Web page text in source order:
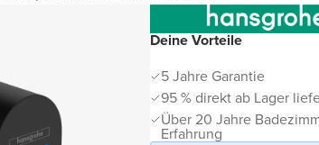
Deine Vorteile
5 Jahre Garantie
95 % direkt ab Lager
Über 20 Jahre
Erfahrung